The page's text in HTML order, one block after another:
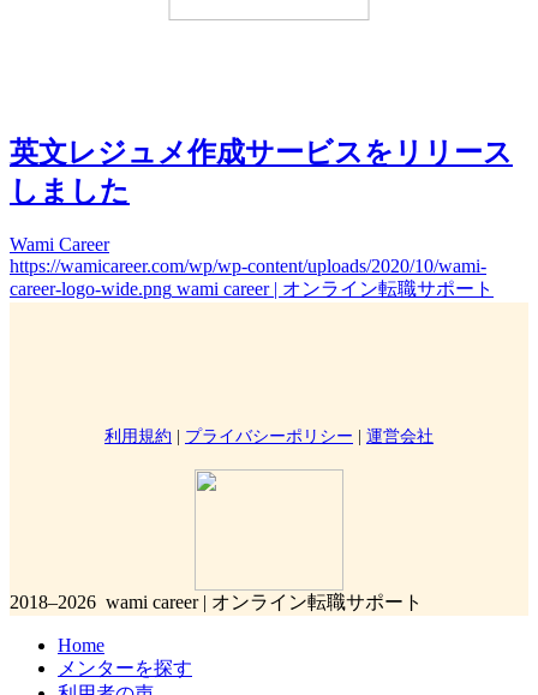
英文レジュメ作成サービスをリリース
しました
Wami Career
https://wamicareer.com/wp/wp-content/uploads/2020/10/wami-
career-logo-wide.png wami career | オンライン転職サポート
利用規約 プライバシーポリシー 運営会社
2018–2026 wami career | オンライン転職サポート
Home
メンターを探す